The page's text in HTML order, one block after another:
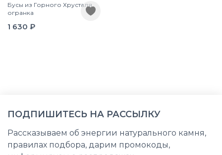
Бусы из Горного Хрусталя
огранка
1 630 ₽
ПОДПИШИТЕСЬ НА РАССЫЛКУ
Рассказываем об энергии натурального камня,
правилах подбора, дарим промокоды,